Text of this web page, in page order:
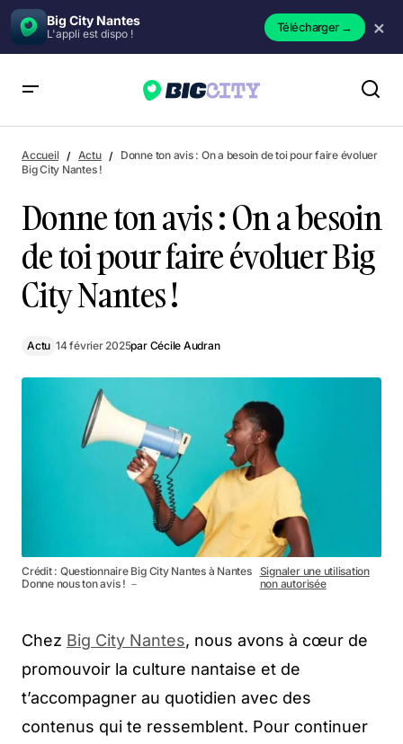
Big City Nantes
L'appli est dispo ! Télécharger→ ×
Nantes !
Accueil Actu
Donne ton avis : On a besoin de toi pour faire évoluer
Big City Nantes !
Donne ton avis : On a besoin
de toi pour faire évoluer Big
City Nantes !
Actu 14 février 2025par Cécile Audran
Crédit : Questionnaire Big City Nantes à Nantes
Donne nous ton avis ! －
Signaler une utilisation
non autorisée
Chez Big City Nantes, nous avons à cœur de
promouvoir la culture nantaise et de
t’accompagner au quotidien avec des
contenus qui te ressemblent. Pour continuer